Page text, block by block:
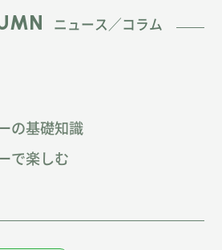
ニュース／コラム
の基礎知識
で楽しむ